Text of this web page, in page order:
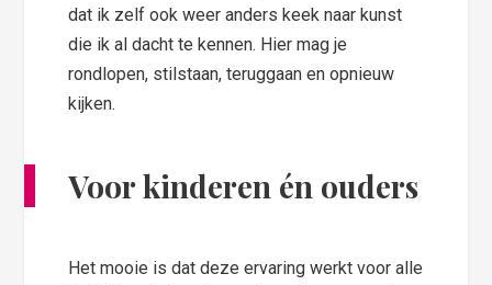
dat ik zelf ook weer anders keek naar kunst
die ik al dacht te kennen. Hier mag je
rondlopen, stilstaan, teruggaan en opnieuw
kijken.
Voor kinderen én ouders
Het mooie is dat deze ervaring werkt voor alle